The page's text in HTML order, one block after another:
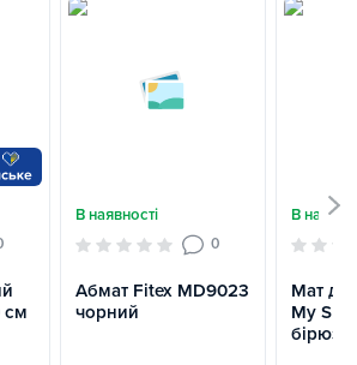
см
В наявності
0
Абмат Fitex MD9023
чорний
В
Мат
My